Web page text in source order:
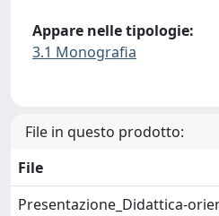
Appare nelle tipologie:
3.1 Monografia
File in questo prodotto:
File
Presentazione_Didattica-